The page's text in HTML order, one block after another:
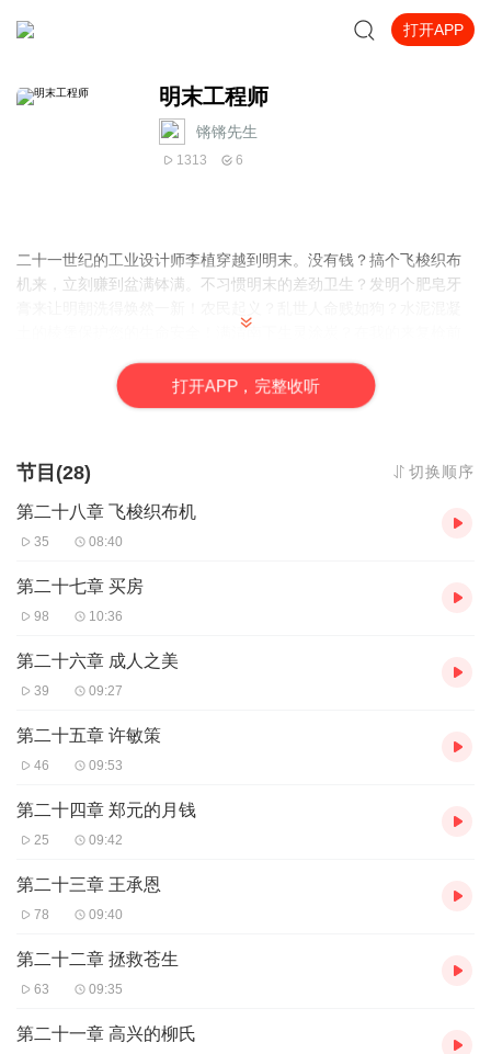
打开APP
明末工程师
锵锵先生
1313 6
二十一世纪的工业设计师李植穿越到明末。没有钱？搞个飞梭织布
机来，立刻赚到盆满钵满。不习惯明末的差劲卫生？发明个肥皂牙
土的棱堡保护您的生命安全！满清南下生灵涂炭？在我的来复枪前
打开APP，完整收听
节目(28) 切换顺序
第二十八章 飞梭织布机
35 08:40
第二十七章 买房
98 10:36
第二十六章 成人之美
39 09:27
第二十五章 许敏策
46 09:53
第二十四章 郑元的月钱
25 09:42
第二十三章 王承恩
78 09:40
第二十二章 拯救苍生
63 09:35
第二十一章 高兴的柳氏